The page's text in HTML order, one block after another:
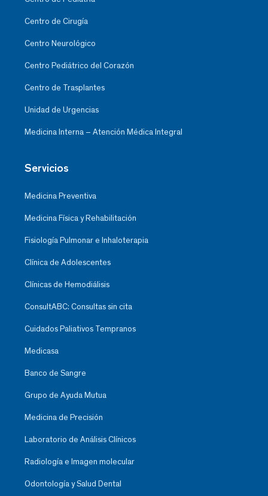
Centro de Cirugía
Centro Neurológico
Centro Pediátrico del Corazón
Centro de Trasplantes
Unidad de Urgencias
Medicina Interna – Atención Médica Integral
Servicios
Medicina Preventiva
Medicina Física y Rehabilitación
Fisiología Pulmonar e Inhaloterapia
Clínica de Adolescentes
Clínicas de Hemodiálisis
ConsultABC: Consultas sin cita
Cuidados Paliativos Tempranos
Medicasa
Banco de Sangre
Grupo de Ayuda Mutua
Medicina de Precisión
Laboratorio de Análisis Clínicos
Radiología e Imagen molecular
Odontología y Salud Dental